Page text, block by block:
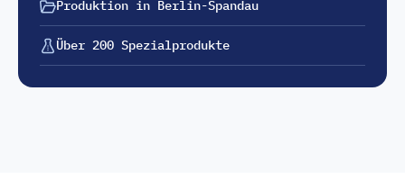
Produktion in Berlin-Spandau
Über 200 Spezialprodukte